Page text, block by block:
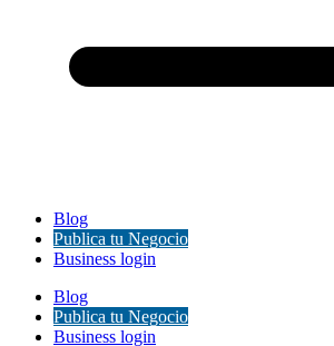
Blog
Publica tu Negocio
Business login
Blog
Publica tu Negocio
Business login